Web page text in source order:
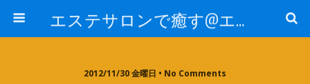
エステサロンで癒す@エステ～全国エステ情報
2012/11/30 金曜日 • No Comments